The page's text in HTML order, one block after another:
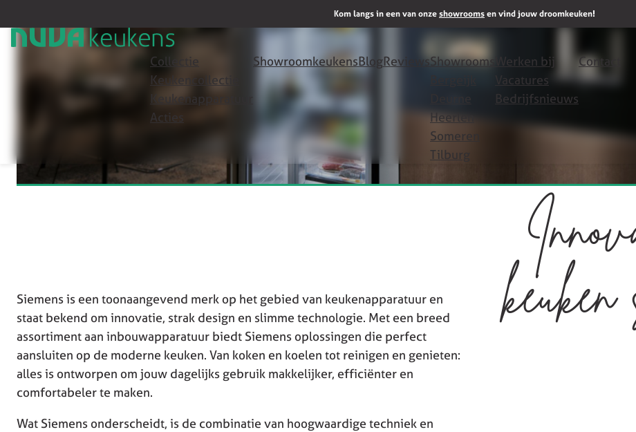
Kom langs in een van onze showrooms en vind jouw droomkeuken!
Collectie
Keukencollectie
Keukenapparatuur
Acties
ShowroomkeukensBlogReviewsShowrooms
Heerlen
Someren
Tilburg
Werken bij
Vacatures
Bedrijfsnieuws
Contact
Siemens is een toonaangevend merk op het gebied van keukenapparatuur en
staat bekend om innovatie, strak design en slimme technologie. Met een breed
assortiment aan inbouwapparatuur biedt Siemens oplossingen die perfect
aansluiten op de moderne keuken. Van koken en koelen tot reinigen en genieten:
alles is ontworpen om jouw dagelijks gebruik makkelijker, efficiënter en
comfortabeler te maken.
Wat Siemens onderscheidt, is de combinatie van hoogwaardige techniek en